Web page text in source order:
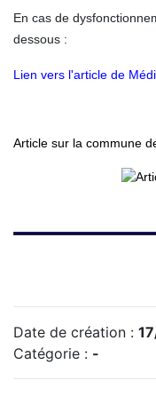
En cas de
dessous :
Lien vers l'article de
Article sur la commune
Date de création :
Catégorie : -